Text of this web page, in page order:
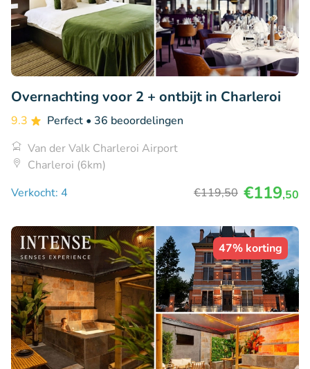
Overnachting voor 2 + ontbijt in Charleroi
9.3 Perfect • 36 beoordelingen
Van der Valk Charleroi Airport
Charleroi (6km)
Verkocht: 4
€119,50 €119,50
47% korting